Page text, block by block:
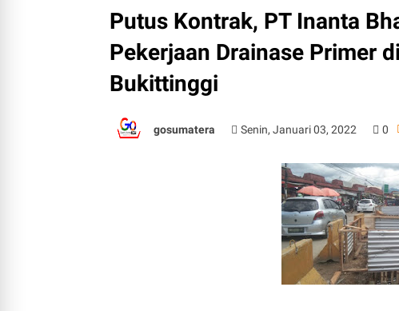
Putus Kontrak, PT Inanta
Pekerjaan Drainase Primer
Bukittinggi
gosumatera Senin, Januari 03, 2022 0